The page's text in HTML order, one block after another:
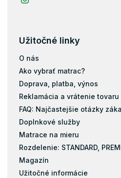
Užitočné linky
O nás
Ako vybrať matrac?
Doprava, platba, výnos
Reklamácia a vrátenie tovaru
FAQ: Najčastejšie otázky
Doplnkové služby
Matrace na mieru
Rozdelenie: STANDARD,
Magazín
Užitočné informácie